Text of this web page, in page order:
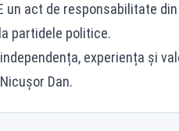
un act de responsabilitate
partidele politice.
experiența și
Dan.